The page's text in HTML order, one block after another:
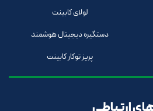
لولای کابینت
دستگیره دیجیتال هوشمند
پریز توکار کابینت